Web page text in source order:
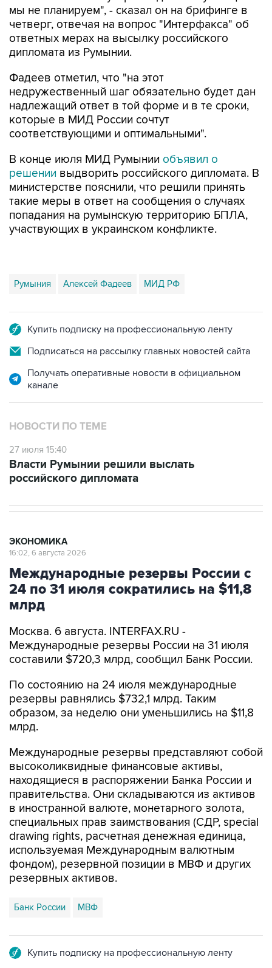
мы не планируем", - сказал он на брифинге в
четверг, отвечая на вопрос "Интерфакса" об
ответных мерах на высылку российского
дипломата из Румынии.
Фадеев отметил, что "на этот
недружественный шаг обязательно будет дан
надлежащий ответ в той форме и в те сроки,
которые в МИД России сочтут
соответствующими и оптимальными".
В конце июля МИД Румынии объявил о
решении выдворить российского дипломата. В
министерстве пояснили, что решили принять
такие меры в ответ на сообщения о случаях
попадания на румынскую территорию БПЛА,
участвующих в украинском конфликте.
Румыния Алексей Фадеев МИД РФ
Купить подписку на профессиональную ленту
Подписаться на рассылку главных новостей сайта
Получать оперативные новости в официальном
канале
НОВОСТИ ПО ТЕМЕ
27 июля 15:40
Власти Румынии решили выслать
российского дипломата
ЭКОНОМИКА
16:02, 6 августа 2026
Международные резервы России с
24 по 31 июля сократились на $11,8
млрд
Москва. 6 августа. INTERFAX.RU -
Международные резервы России на 31 июля
составили $720,3 млрд, сообщил Банк России.
По состоянию на 24 июля международные
резервы равнялись $732,1 млрд. Таким
образом, за неделю они уменьшились на $11,8
млрд.
Международные резервы представляют собой
высоколиквидные финансовые активы,
находящиеся в распоряжении Банка России и
правительства. Они складываются из активов
в иностранной валюте, монетарного золота,
специальных прав заимствования (СДР, special
drawing rights, расчетная денежная единица,
используемая Международным валютным
фондом), резервной позиции в МВФ и других
резервных активов.
Банк России МВФ
Купить подписку на профессиональную ленту